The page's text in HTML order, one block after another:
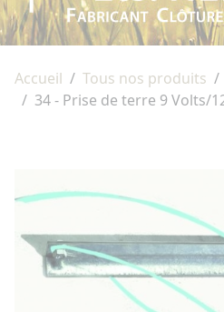
Accueil Tous nos produits
34 - Prise de terre 9 Volts/